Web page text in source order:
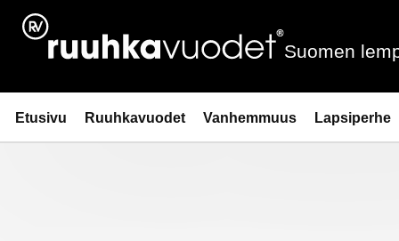
Siirry
sisältöön
Ruuhkavuodet.fi
Suomen
Etusivu Ruuhkavuodet Vanhemmuus Lapsiperhe
Etusivulle